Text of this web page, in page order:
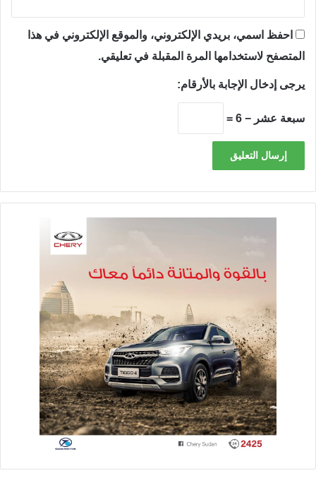
احفظ اسمي، بريدي الإلكتروني، والموقع الإلكتروني في هذا
المتصفح لاستخدامها المرة المقبلة في تعليقي.
يرجى إدخال الإجابة بالأرقام:
سبعة عشر − 6 =